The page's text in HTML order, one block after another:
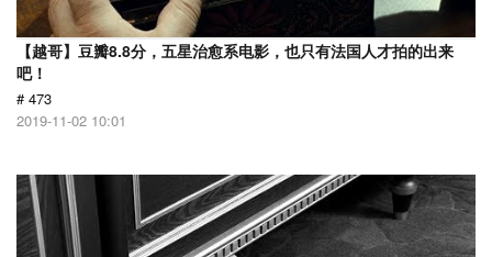
【越哥】豆瓣8.8分，五星治愈系电影，也只有法国人才拍的出来
吧！
# 473
2019-11-02 10:01